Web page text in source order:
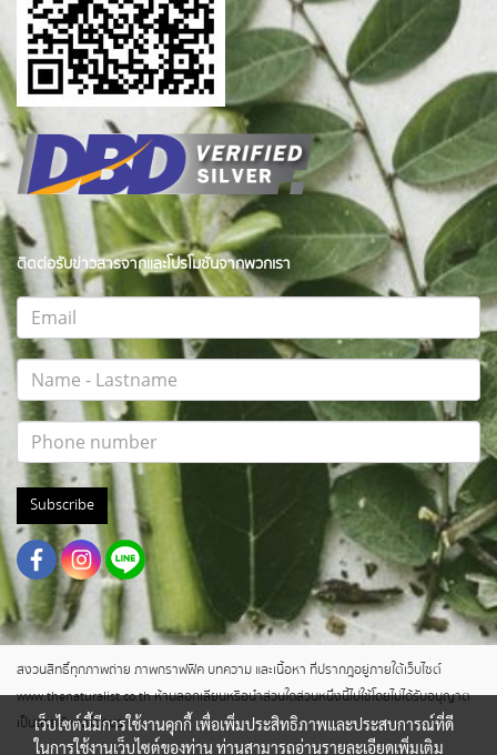
ติดต่อรับข่าวสารจากและโปรโมชั่นจากพวกเรา
Subscribe
สงวนสิทธิ์ทุกภาพถ่าย ภาพกราฟฟิค บทความ และเนื้อหา ที่ปรากฎอยู่ภายใต้เว็บไซต์
www.thenaturalist.co.th ห้ามลอกเลียนหรือนำส่วนใดส่วนหนึ่งนี้ไปใช้โดยไม่ได้รับอนุญาต
เป็นลายลักษณ์อักษร
เว็บไซต์นี้มีการใช้งานคุกกี้ เพื่อเพิ่มประสิทธิภาพและประสบการณ์ที่ดี
ในการใช้งานเว็บไซต์ของท่าน ท่านสามารถอ่านรายละเอียดเพิ่มเติม